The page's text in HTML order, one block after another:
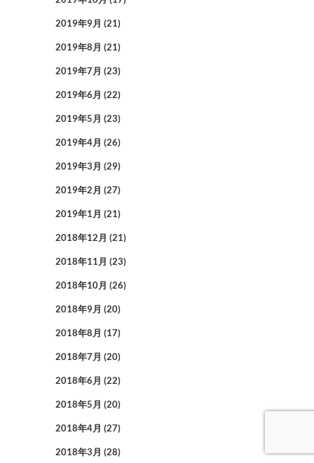
2019年9月 (21)
2019年8月 (21)
2019年7月 (23)
2019年6月 (22)
2019年5月 (23)
2019年4月 (26)
2019年3月 (29)
2019年2月 (27)
2019年1月 (21)
2018年12月 (21)
2018年11月 (23)
2018年10月 (26)
2018年9月 (20)
2018年8月 (17)
2018年7月 (20)
2018年6月 (22)
2018年5月 (20)
2018年4月 (27)
2018年3月 (28)